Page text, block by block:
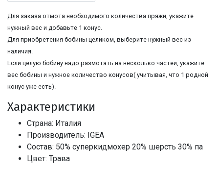
Для заказа отмота необходимого количества пряжи, укажите
нужный вес и добавьте 1 конус.
Для приобретения бобины целиком, выберите нужный вес из
наличия.
Если целую бобину надо размотать на несколько частей, укажите
вес бобины и нужное количество конусов( учитывая, что 1 родной
конус уже есть).
Характеристики
Страна: Италия
Производитель: IGEA
Состав: 50% суперкидмохер 20% шерсть 30% па
Цвет: Трава